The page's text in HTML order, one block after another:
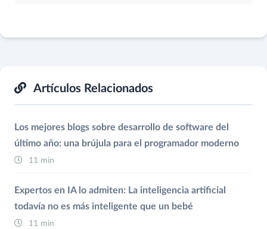
Artículos Relacionados
Los mejores blogs sobre desarrollo de software del
último año: una brújula para el programador moderno
11 min
Expertos en IA lo admiten: La inteligencia artificial
todavía no es más inteligente que un bebé
11 min